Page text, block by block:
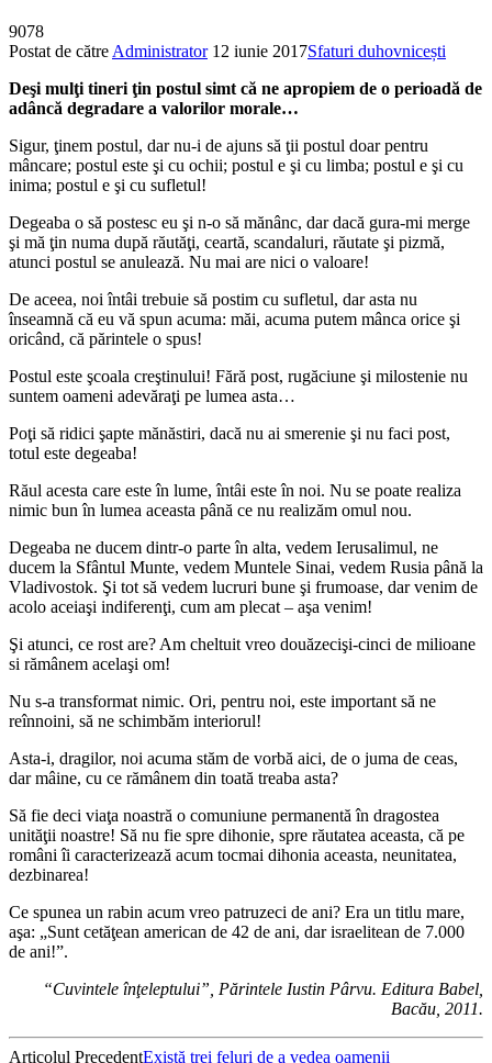
9078
Postat de către Administrator 12 iunie 2017Sfaturi duhovnicești
Deşi mulţi tineri ţin postul simt că ne apropiem de o perioadă de
adâncă degradare a valorilor morale…
Sigur, ţinem postul, dar nu-i de ajuns să ţii postul doar pentru
mâncare; postul este şi cu ochii; postul e şi cu limba; postul e şi cu
inima; postul e şi cu sufletul!
Degeaba o să postesc eu şi n-o să mănânc, dar dacă gura-mi merge
şi mă ţin numa după răutăţi, ceartă, scandaluri, răutate şi pizmă,
atunci postul se anulează. Nu mai are nici o valoare!
De aceea, noi întâi trebuie să postim cu sufletul, dar asta nu
înseamnă că eu vă spun acuma: măi, acuma putem mânca orice şi
oricând, că părintele o spus!
Postul este şcoala creştinului! Fără post, rugăciune şi milostenie nu
suntem oameni adevăraţi pe lumea asta…
Poţi să ridici şapte mănăstiri, dacă nu ai smerenie şi nu faci post,
totul este degeaba!
Răul acesta care este în lume, întâi este în noi. Nu se poate realiza
nimic bun în lumea aceasta până ce nu realizăm omul nou.
Degeaba ne ducem dintr-o parte în alta, vedem Ierusalimul, ne
ducem la Sfântul Munte, vedem Muntele Sinai, vedem Rusia până la
Vladivostok. Şi tot să vedem lucruri bune şi frumoase, dar venim de
acolo aceiaşi indiferenţi, cum am plecat – aşa venim!
Şi atunci, ce rost are? Am cheltuit vreo douăzecişi-cinci de milioane
si rămânem acelaşi om!
Nu s-a transformat nimic. Ori, pentru noi, este important să ne
reînnoini, să ne schimbăm interiorul!
Asta-i, dragilor, noi acuma stăm de vorbă aici, de o juma de ceas,
dar mâine, cu ce rămânem din toată treaba asta?
Să fie deci viaţa noastră o comuniune permanentă în dragostea
unităţii noastre! Să nu fie spre dihonie, spre răutatea aceasta, că pe
români îi caracterizează acum tocmai dihonia aceasta, neunitatea,
dezbinarea!
Ce spunea un rabin acum vreo patruzeci de ani? Era un titlu mare,
aşa: „Sunt cetăţean american de 42 de ani, dar israelitean de 7.000
de ani!”.
“Cuvintele înţeleptului”, Părintele Iustin Pârvu. Editura Babel,
Bacău, 2011.
Articolul PrecedentExistă trei feluri de a vedea oamenii